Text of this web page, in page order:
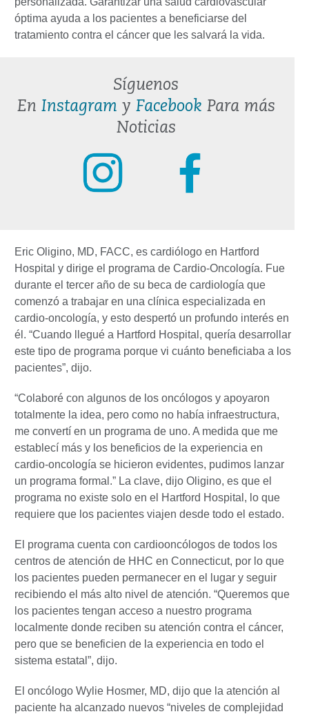
óptima ayuda a los pacientes a beneficiarse del
tratamiento contra el cáncer que les salvará la vida.
Síguenos
En Instagram y Facebook Para más
Noticias
Eric Oligino, MD, FACC, es cardiólogo en Hartford
Hospital y dirige el programa de Cardio-Oncología. Fue
durante el tercer año de su beca de cardiología que
comenzó a trabajar en una clínica especializada en
cardio-oncología, y esto despertó un profundo interés en
él. “Cuando llegué a Hartford Hospital, quería desarrollar
este tipo de programa porque vi cuánto beneficiaba a los
pacientes”, dijo.
“Colaboré con algunos de los oncólogos y apoyaron
totalmente la idea, pero como no había infraestructura,
me convertí en un programa de uno. A medida que me
establecí más y los beneficios de la experiencia en
cardio-oncología se hicieron evidentes, pudimos lanzar
un programa formal.” La clave, dijo Oligino, es que el
programa no existe solo en el Hartford Hospital, lo que
requiere que los pacientes viajen desde todo el estado.
El programa cuenta con cardiooncólogos de todos los
centros de atención de HHC en Connecticut, por lo que
los pacientes pueden permanecer en el lugar y seguir
recibiendo el más alto nivel de atención. “Queremos que
los pacientes tengan acceso a nuestro programa
localmente donde reciben su atención contra el cáncer,
pero que se beneficien de la experiencia en todo el
sistema estatal”, dijo.
El oncólogo Wylie Hosmer, MD, dijo que la atención al
paciente ha alcanzado nuevos “niveles de complejidad